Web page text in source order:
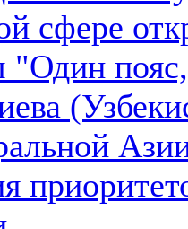
сфере
"Один